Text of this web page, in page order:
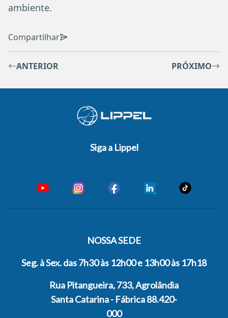
ambiente.
Compartilhar
ANTERIOR PRÓXIMO
Siga a Lippel
NOSSA SEDE
Seg. à Sex. das 7h30 às 12h00 e 13h00 às 17h18
Rua Pitangueira, 733, Agrolândia
Santa Catarina - Fábrica 88.420-
000